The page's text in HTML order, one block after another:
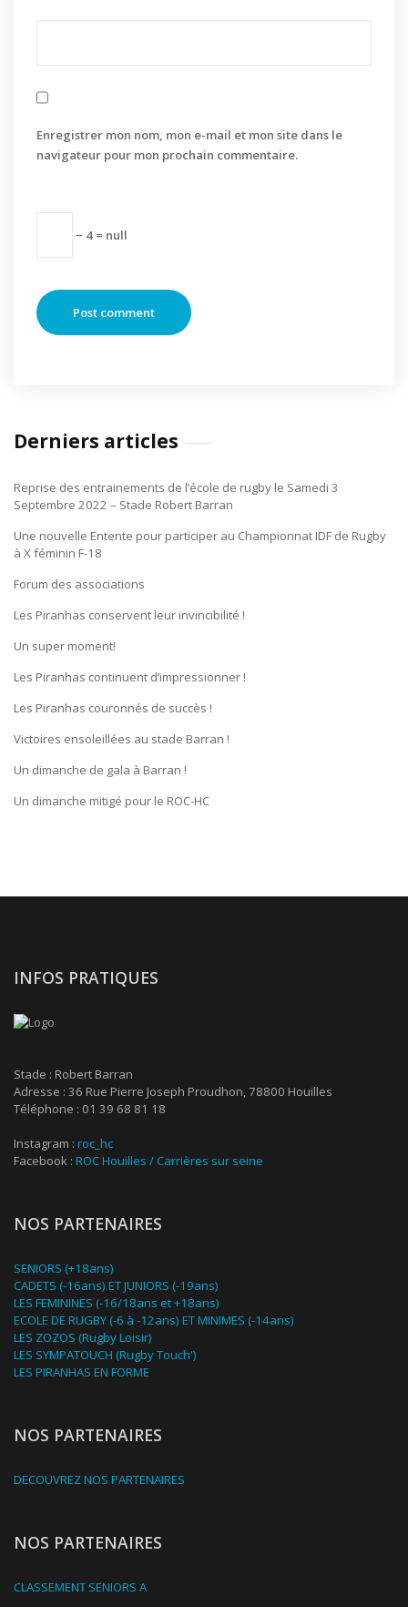
Enregistrer mon nom, mon e-mail et mon site dans le
navigateur pour mon prochain commentaire.
− 4 = null
Derniers articles
Reprise des entrainements de l’école de rugby le Samedi 3
Septembre 2022 – Stade Robert Barran
Une nouvelle Entente pour participer au Championnat IDF de Rugby
à X féminin F-18
Forum des associations
Les Piranhas conservent leur invincibilité !
Un super moment!
Les Piranhas continuent d’impressionner !
Les Piranhas couronnés de succès !
Victoires ensoleillées au stade Barran !
Un dimanche de gala à Barran !
Un dimanche mitigé pour le ROC-HC
INFOS PRATIQUES
Stade : Robert Barran
Adresse : 36 Rue Pierre Joseph Proudhon, 78800 Houilles
Téléphone : 01 39 68 81 18
Instagram : roc_hc
Facebook : ROC Houilles / Carrières sur seine
NOS PARTENAIRES
SENIORS (+18ans)
CADETS (-16ans) ET JUNIORS (-19ans)
LES FEMININES (-16/18ans et +18ans)
ECOLE DE RUGBY (-6 à -12ans) ET MINIMES (-14ans)
LES ZOZOS (Rugby Loisir)
LES SYMPATOUCH (Rugby Touch')
LES PIRANHAS EN FORME
NOS PARTENAIRES
DECOUVREZ NOS PARTENAIRES
NOS PARTENAIRES
CLASSEMENT SENIORS A